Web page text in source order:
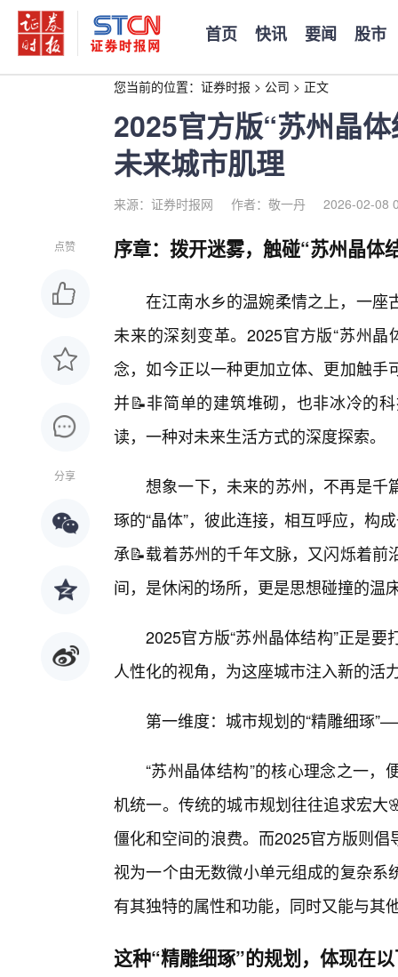
首页 快讯 要闻 股市
您当前的位置： 证券时报 > 公司 > 正文
2025官方版“苏州晶
未来城市肌理
来源：证券时报网 作者：敬一丹 2026-02-08
点赞
分享
序章：拨开迷雾，触碰“苏州晶体
在江南水乡的温婉柔情之上，一座
未来的深刻变革。2025官方版“苏州
念，如今正以一种更加立体、更加触
并📝非简单的建筑堆砌，也非冰冷的
读，一种对未来生活方式的深度探索。
想象一下，未来的苏州，不再是千
琢的“晶体”，彼此连接，相互呼应，构
承📝载着苏州的千年文脉，又闪烁着
间，是休闲的场所，更是思想碰撞的温
2025官方版“苏州晶体结构”正是
人性化的视角，为这座城市注入新的活
第一维度：城市规划的“精雕细琢
“苏州晶体结构”的核心理念之一
机统一。传统的城市规划往往追求宏
僵化和空间的浪费。而2025官方版则
视为一个由无数微小单元组成的复杂
有其独特的属性和功能，同时又能与其
这种“精雕细琢”的规划，体现在